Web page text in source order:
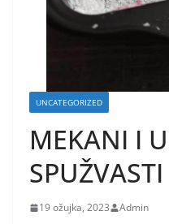
UNCATEGORIZED
MEKANI I
19 ožujka, 2023 Admin